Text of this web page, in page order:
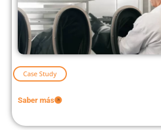
Case Study
Saber más